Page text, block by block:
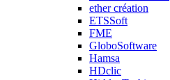
ether création
ETSSoft
FME
GloboSoftware
Hamsa
HDclic